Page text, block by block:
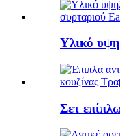
Υλικό
Σετ